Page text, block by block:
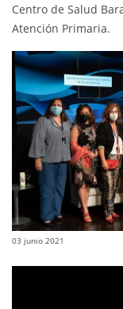
Centro de Salud
Atención Primaria.
03 junio 2021